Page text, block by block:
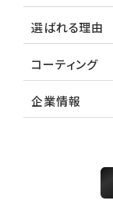
選ばれる理由
コーティング
企業情報